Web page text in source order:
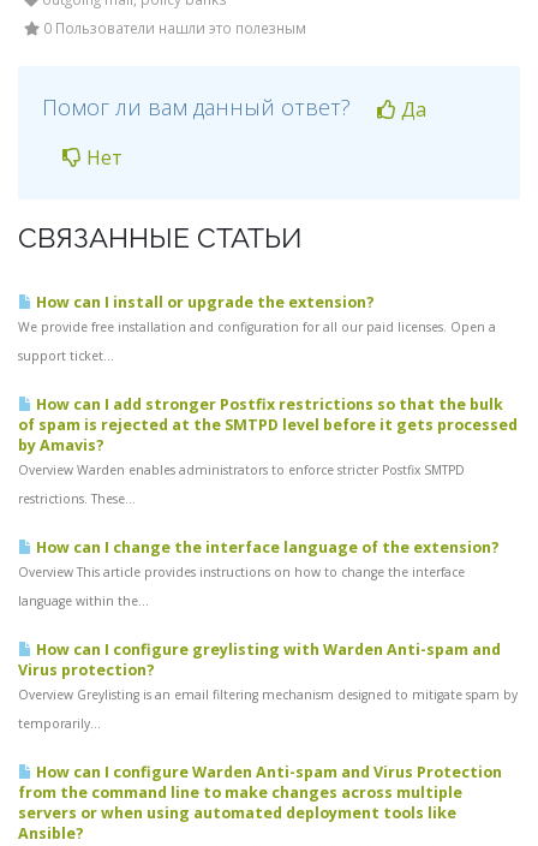
0 Пользователи нашли это полезным
Помог ли вам данный ответ?
Да
Нет
СВЯЗАННЫЕ СТАТЬИ
How can I install or upgrade the extension?
We provide free installation and configuration for all our paid licenses. Open a
support ticket...
How can I add stronger Postfix restrictions so that the bulk
of spam is rejected at the SMTPD level before it gets processed
by Amavis?
Overview Warden enables administrators to enforce stricter Postfix SMTPD
restrictions. These...
How can I change the interface language of the extension?
Overview This article provides instructions on how to change the interface
language within the...
How can I configure greylisting with Warden Anti-spam and
Virus protection?
Overview Greylisting is an email filtering mechanism designed to mitigate spam by
temporarily...
How can I configure Warden Anti-spam and Virus Protection
from the command line to make changes across multiple
servers or when using automated deployment tools like
Ansible?